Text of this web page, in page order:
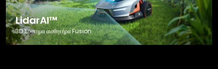
LidarAI™
3D Σύστημα αισθητήρα Fusion